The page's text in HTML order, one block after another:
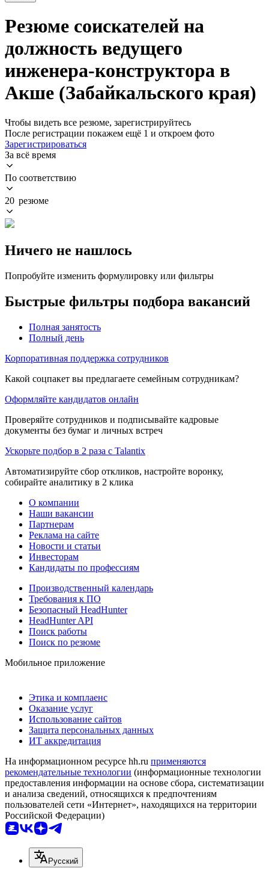
Резюме соискателей на
должность ведущего
инженера-конструктора в
Акше (Забайкальского края)
Чтобы видеть все резюме, зарегистрируйтесь
После регистрации покажем ещё 1 и откроем фото
Зарегистрироваться
За всё время
По соответствию
20 резюме
Ничего не нашлось
Попробуйте изменить формулировку или фильтры
Быстрые фильтры подбора вакансий
Полная занятость
Полный день
Корпоративная поддержка сотрудников
Какой соцпакет вы предлагаете семейным сотрудникам?
Оформляйте кандидатов онлайн
Проверяйте сотрудников и подписывайте кадровые
документы без бумаг и личных встреч
Ускорьте подбор в 2 раза с Talantix
Автоматизируйте сбор откликов, настройте воронку,
собирайте аналитику в 2 клика
О компании
Наши вакансии
Партнерам
Реклама на сайте
Новости и статьи
Инвесторам
Кандидаты по профессиям
Производственный календарь
Требования к ПО
Безопасный HeadHunter
HeadHunter API
Поиск работы
Поиск по резюме
Мобильное приложение
Этика и комплаенс
Оказание услуг
Использование сайтов
Защита персональных данных
ИТ аккредитация
На информационном ресурсе hh.ru применяются
рекомендательные технологии (информационные технологии
предоставления информации на основе сбора, систематизации
и анализа сведений, относящихся к предпочтениям
пользователей сети «Интернет», находящихся на территории
Российской Федерации)
Русский